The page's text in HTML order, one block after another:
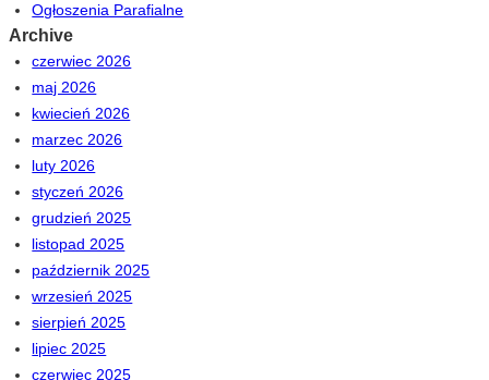
Ogłoszenia Parafialne
Archive
czerwiec 2026
maj 2026
kwiecień 2026
marzec 2026
luty 2026
styczeń 2026
grudzień 2025
listopad 2025
październik 2025
wrzesień 2025
sierpień 2025
lipiec 2025
czerwiec 2025